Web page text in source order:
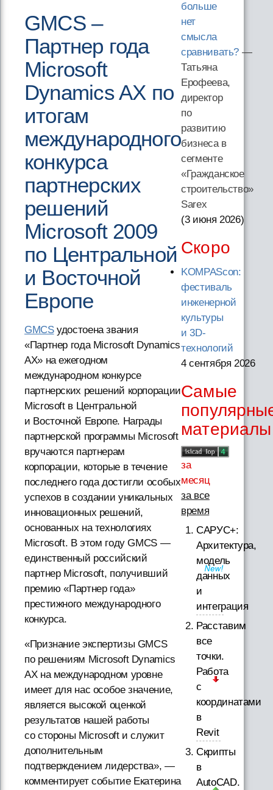
GMCS –
Партнер года
Microsoft
Dynamics AX по
итогам
международного
конкурса
партнерских
решений
Microsoft 2009
по Центральной
и Восточной
Европе
GMCSудостоена звания
«Партнер года Microsoft Dynamics
AX» на ежегодном
международном конкурсе
партнерских решений корпорации
Microsoft в Центральной
и Восточной Европе. Награды
партнерской программы Microsoft
вручаются партнерам
корпорации, которые в течение
последнего года достигли особых
успехов в создании уникальных
инновационных решений,
основанных на технологиях
Microsoft. В этом году GMCS —
единственный российский
партнер Microsoft, получивший
премию «Партнер года»
престижного международного
конкурса.
«Признание экспертизы GMCS
по решениям Microsoft Dynamics
AX на международном уровне
имеет для нас особое значение,
является высокой оценкой
результатов нашей работы
со стороны Microsoft и служит
дополнительным
подтверждением лидерства», —
комментирует событие Екатерина
больше
нет
смысла
сравнивать? —
Татьяна
Ерофеева,
директор
по
развитию
бизнеса в
сегменте
«Гражданское
строительство»
Sarex
(3 июня 2026)
Скоро
KOMPAScon:
фестиваль
инженерной
культуры
и 3D-
технологий
4 сентября 2026
Самые
материалы
за
месяц
за все
время
САРУС+:
Архитектура,
модель
данных
и
интеграция
Расставим
все
точки.
Работа
с
координатами
в
Revit
Скрипты
в
AutoCAD.